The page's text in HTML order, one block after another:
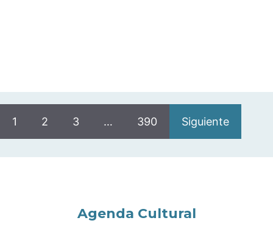
1 2 3 … 390 Siguiente
Agenda Cultural